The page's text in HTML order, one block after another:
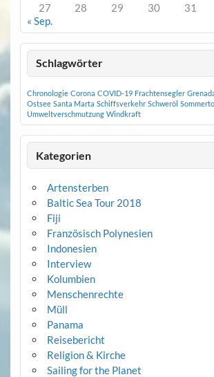
27
28 29 30
31
« Sep.
Schlagwörter
Chronologie Corona COVID-19 Frachtensegler
Ostsee Santa Marta Schiffsverkehr Schweröl
Umweltverschmutzung Windkraft
Kategorien
Artensterben
Baltic Sea Tour 2018
Fiji
Französisch Polynesien
Indonesien
Interview
Kolumbien
Menschenrechte
Müll
Panama
Reisebericht
Religion & Kirche
Sailing for the Planet